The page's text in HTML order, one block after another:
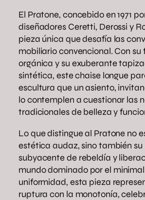
El Pratone, concebido en 1971
diseñadores Ceretti, Derossi y
pieza única que desafía las
mobiliario convencional. Con su
orgánica y su exuberante
sintética, este chaise longue
escultura que un asiento,
lo contemplen a cuestionar las
tradicionales de belleza y
Lo que distingue al Pratone no
estética audaz, sino también su
subyacente de rebeldía y
mundo dominado por el
uniformidad, esta pieza
ruptura con la monotonía,